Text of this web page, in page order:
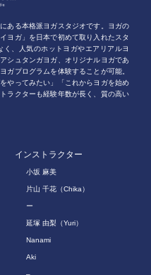
ある本格派ヨガスタジオです。ヨガの
ヨガ」を日本で初めて取り入れたスタ
、人気のホットヨガやエアリアルヨ
シュタンガヨガ、オリジナルヨガであ
ガプログラムを体験することが可能。
やってみたい」「これからヨガを始め
ラクターも経験年数が長く、質の高い
インストラクター
小坂 麻美
片山 千花（Chika）
ー
延塚 由梨（Yuri）
Nanami
Aki